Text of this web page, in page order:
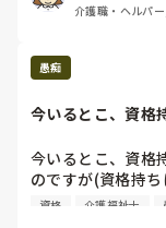
介護職・ヘルパ
愚痴
今いるとこ、資格
今いるとこ、資格
のですが(資格持
る人が多いのかも
資格 介護福祉士